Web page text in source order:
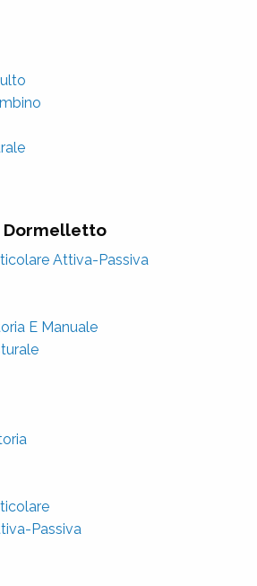
Dormelletto
Attiva-Passiva
E Manuale
Passiva